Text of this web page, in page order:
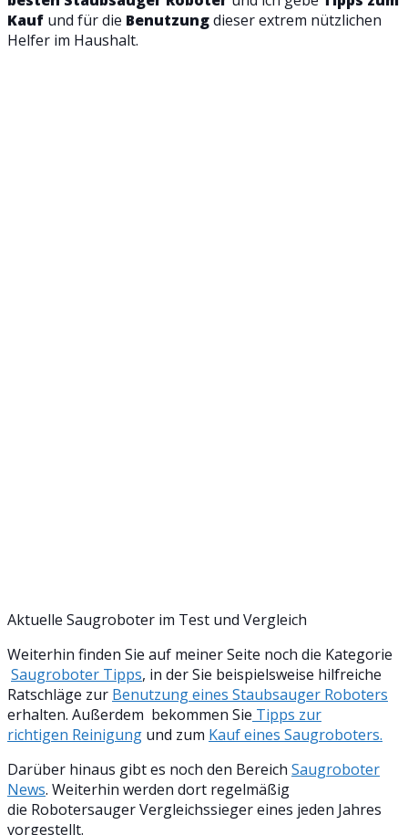
Kauf und für die Benutzungdieser extrem nützlichen
Helfer im Haushalt.
Aktuelle Saugroboter im Test und Vergleich
Weiterhin finden Sie auf meiner Seite noch die Kategorie
Saugroboter Tipps, in der Sie beispielsweise hilfreiche
Ratschläge zur Benutzung eines Staubsauger Roboters
erhalten. Außerdem bekommen Sie Tipps zur
richtigen Reinigung und zum Kauf eines Saugroboters.
Darüber hinaus gibt es noch den Bereich Saugroboter
News. Weiterhin werden dort regelmäßig
die Robotersauger Vergleichssieger eines jeden Jahres
vorgestellt.